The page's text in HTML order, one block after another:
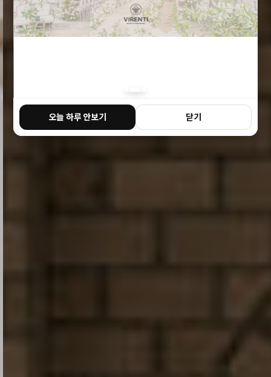
오늘 하루 안보기 닫기